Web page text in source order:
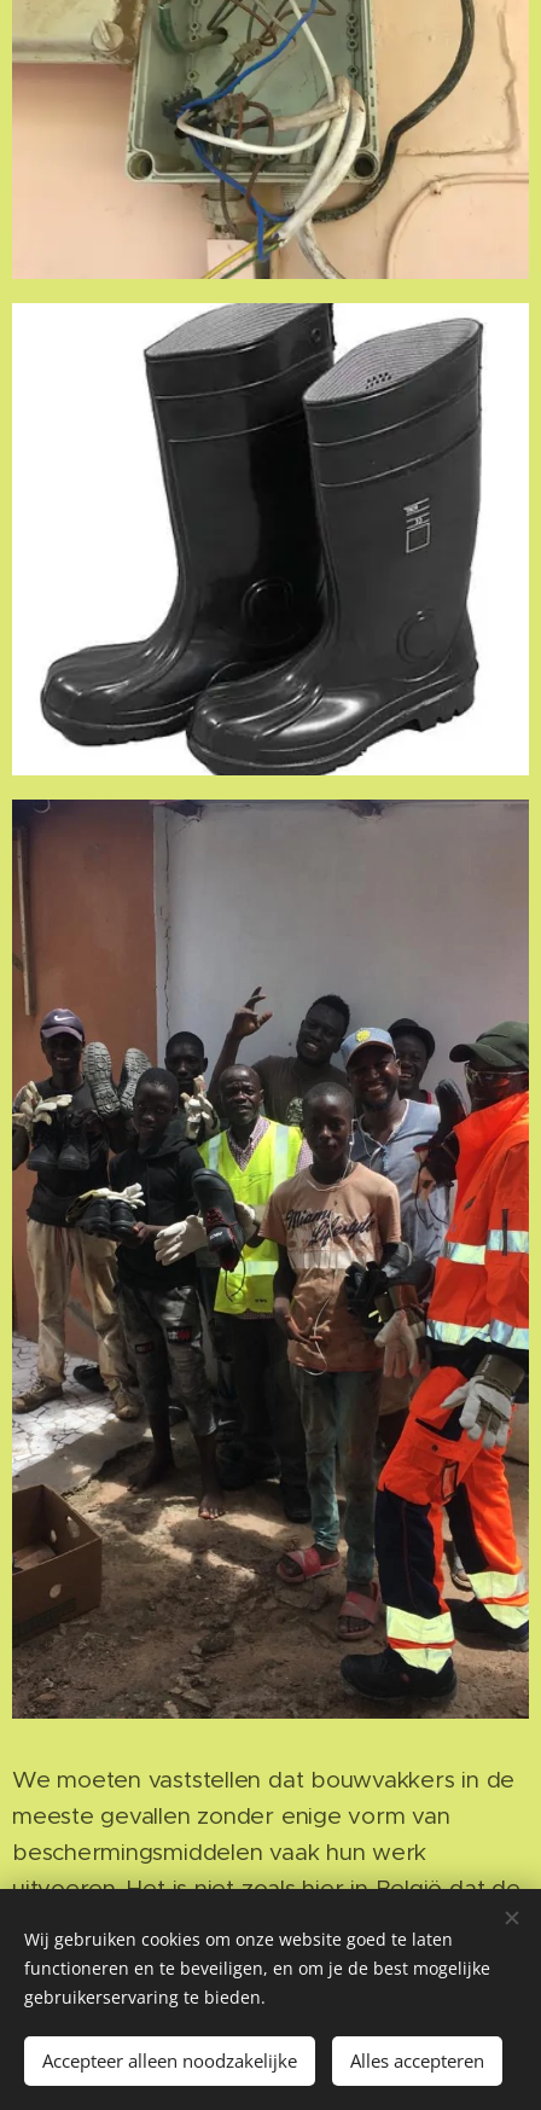
We moeten vaststellen dat bouwvakkers in de
meeste gevallen zonder enige vorm van
beschermingsmiddelen vaak hun werk
uitvoeren. Het is niet zoals hier in België dat de
Gambiaanse bouwvakker staat in voor zijn
eigen persoonlijke beschermingsmiddelen
(PBM's). Daarom een oproep voor
Veiligheidsschoenen en laarzen, alle
Maak een gratis website. Begin
Wij gebruiken cookies om onze website goed te laten
functioneren en te beveiligen, en om je de best mogelijke
gebruikerservaring te bieden.
Accepteer alleen noodzakelijke Alles accepteren